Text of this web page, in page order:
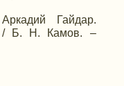
Гайдар.
/
Б. Н. Камов. –